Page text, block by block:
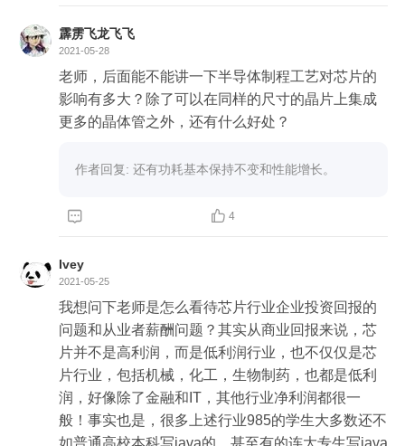
霹雳飞龙飞飞
2021-05-28
老师，后面能不能讲一下半导体制程工艺对芯片的
影响有多大？除了可以在同样的尺寸的晶片上集成
更多的晶体管之外，还有什么好处？
作者回复: 还有功耗基本保持不变和性能增长。
  4
Ivey
2021-05-25
我想问下老师是怎么看待芯片行业企业投资回报的
问题和从业者薪酬问题？其实从商业回报来说，芯
片并不是高利润，而是低利润行业，也不仅仅是芯
片行业，包括机械，化工，生物制药，也都是低利
润，好像除了金融和IT，其他行业净利润都很一
般！事实也是，很多上述行业985的学生大多数还不
如普通高校本科写java的，甚至有的连大专生写java